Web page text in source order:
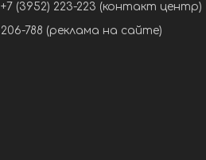
+7 (3952) 223-223 (контакт центр)
206-788 (реклама на сайте)